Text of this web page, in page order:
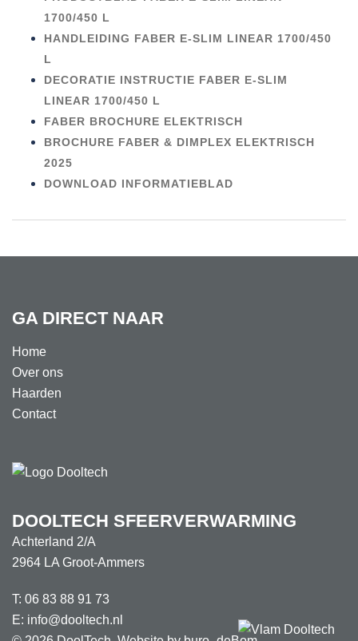
1700/450 L
HANDLEIDING FABER E-SLIM LINEAR 1700/450
L
DECORATIE INSTRUCTIE FABER E-SLIM
LINEAR 1700/450 L
FABER BROCHURE ELEKTRISCH
BROCHURE FABER & DIMPLEX ELEKTRISCH
2025
DOWNLOAD INFORMATIEBLAD
GA DIRECT NAAR
Home
Over ons
Haarden
Contact
DOOLTECH SFEERVERWARMING
Achterland 2/A
2964 LA Groot-Ammers
T: 06 83 88 91 73
E: info@dooltech.nl